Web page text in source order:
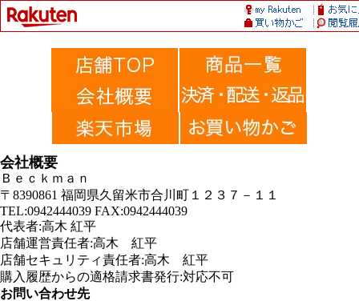
会社概要
Ｂｅｃｋｍａｎ
〒8390861 福岡県久留米市合川町１２３７－１１
TEL:0942444039 FAX:0942444039
代表者:高木 紅平
店舗運営責任者:高木 紅平
店舗セキュリティ責任者:高木 紅平
購入履歴からの適格請求書発行:対応不可
お問い合わせ先